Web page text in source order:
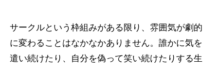
サークルという枠組みがある限り、雰囲気が劇的
に変わることはなかなかありません。誰かに気を
遣い続けたり、自分を偽って笑い続けたりする生